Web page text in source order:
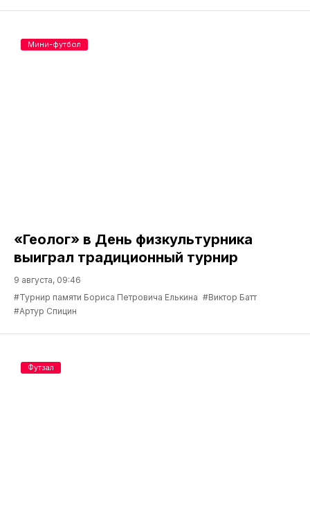
«Геолог» в День физкультурника
выиграл традиционный турнир
9 августа, 09:46
#Турнир памяти Бориса Петровича Елькина #Виктор Батт
#Артур Спицин
Мини-футбол
Футзал